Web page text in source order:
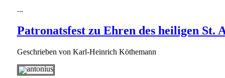
...
Patronatsfest zu Ehren des heiligen St.
Geschrieben von Karl-Heinrich Köthemann